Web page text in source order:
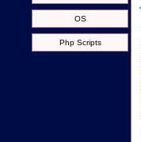
OS
Php Scripts